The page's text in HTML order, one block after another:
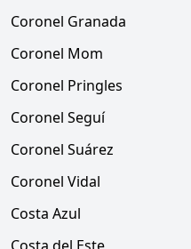
Coronel Granada
Coronel Mom
Coronel Pringles
Coronel Seguí
Coronel Suárez
Coronel Vidal
Costa Azul